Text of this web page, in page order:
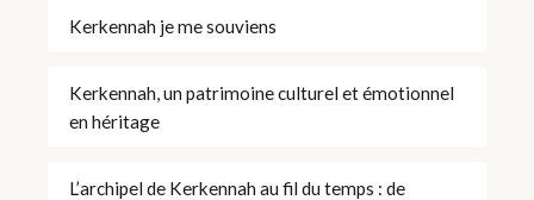
Kerkennah je me souviens
Kerkennah, un patrimoine culturel et émotionnel
en héritage
L’archipel de Kerkennah au fil du temps : de